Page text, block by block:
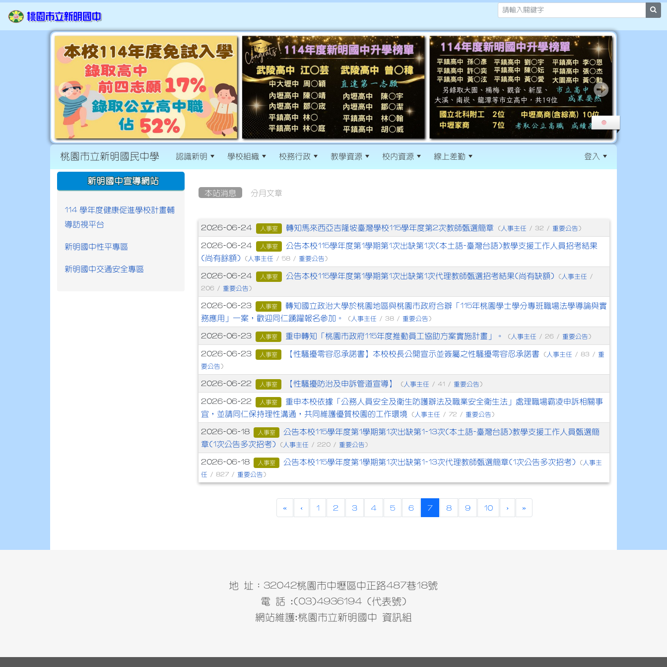
桃園市立新明國民中學 認識新明 學校組織 校務行政 教學資源 校內資源 線上差勤 登入
本站消息 分月文章
文章列表
2026-06-24 人事室 轉知馬來西亞吉隆坡臺灣學校115學年度第2次教師甄選簡章 ( 人事主任 / 32 / 重要公告 )
2026-06-24 人事室
公告本校115學年度第1學期第1次出缺第1次(本土語-臺灣台語)教學支援工作人員招考結果
(尚有餘額)
( 人事主任 / 58 /重要公告 )
2026-06-24 人事室 公告本校115學年度第1學期第1次出缺第1次代理教師甄選招考結果(尚有缺額) ( 人事主任 /
206 /重要公告 )
2026-06-23 人事室
轉知國立政治大學於桃園地區與桃園市政府合辦「115年桃園學士學分專班職場法學導論與實
務應用」一案，歡迎同仁踴躍報名參加。
( 人事主任 / 38 /重要公告 )
2026-06-23 人事室 重申轉知「桃園市政府115年度推動員工協助方案實施計畫」。 ( 人事主任 / 26 / 重要公告 )
2026-06-23 人事室 【性騷擾零容忍承諾書】本校校長公開宣示並簽屬之性騷擾零容忍承諾書 ( 人事主任 / 83 / 重
要公告 )
2026-06-22 人事室 【性騷擾防治及申訴管道宣導】 ( 人事主任 / 41 / 重要公告 )
2026-06-22 人事室
重申本校依據「公務人員安全及衛生防護辦法及職業安全衛生法」處理職場霸凌申訴相關事
宜，並請同仁保持理性溝通，共同維護優質校園的工作環境
( 人事主任 / 72 /重要公告 )
2026-06-18 人事室
公告本校115學年度第1學期第1次出缺第1-13次(本土語-臺灣台語)教學支援工作人員甄選簡
章(1次公告多次招考)
( 人事主任 / 220 /重要公告 )
2026-06-18 人事室 公告本校115學年度第1學期第1次出缺第1-13次代理教師甄選簡章(1次公告多次招考) ( 人事主
任 / 827 /重要公告 )
« ‹ 1 2 3 4 5 6 7(current)
8 9 10 › »
:::
新明國中宣導網站
114 學年度健康促進學校計畫輔
導訪視平台
新明國中性平專區
新明國中交通安全專區
地 址：32042桃園市中壢區中正路487巷18號
電 話 :(03)4936194 (代表號)
網站維護:桃園市立新明國中 資訊組